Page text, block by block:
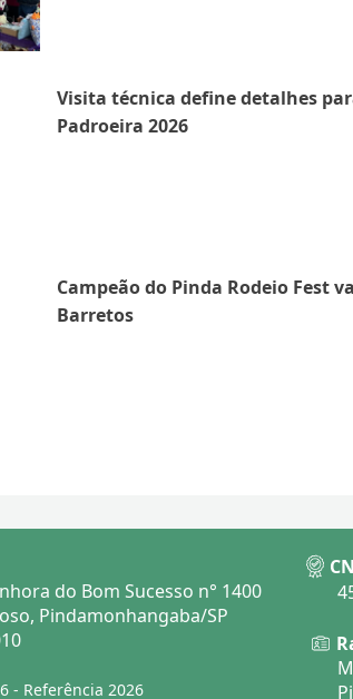
Visita técnica define detalhes
Padroeira 2026
Campeão do Pinda Rodeio Fest
Barretos
do Bom Sucesso n° 1400
Pindamonhangaba/SP
- Referência 2026